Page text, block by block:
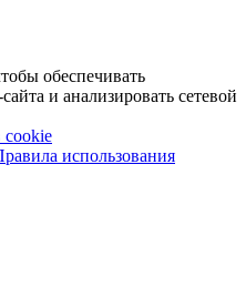
обеспечивать
и анализировать сетевой
cookie
использования